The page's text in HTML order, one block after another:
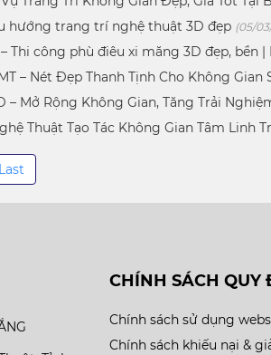
hướng trang trí nghệ thuật 3D đẹp (05/
Thi công phù điêu xi măng 3D đẹp, bền |
– Nét Đẹp Thanh Tịnh Cho Không Gian
– Mở Rộng Không Gian, Tăng Trải
Thuật Tạo Tác Không Gian Tâm Linh
Last
CHÍNH SÁCH QUY
Chính sách sử dụng
Chính sách khiếu nại &